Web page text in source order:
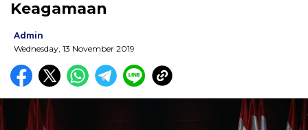
Keagamaan
Admin
Wednesday, 13 November 2019